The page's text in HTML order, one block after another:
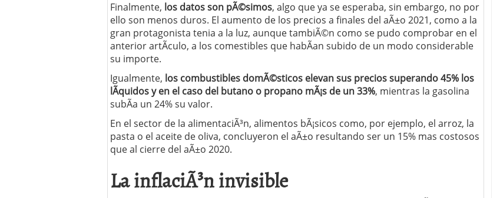
Finalmente, los datos son pÃ©simos, algo que ya se esperaba, sin embargo, no por
ello son menos duros. El aumento de los precios a finales del aÃ±o 2021, como a la
gran protagonista tenia a la luz, aunque tambiÃ©n como se pudo comprobar en el
anterior artÃ­culo, a los comestibles que habÃ­an subido de un modo considerable
su importe.
Igualmente, los combustibles domÃ©sticos elevan sus precios superando 45% los
lÃ­quidos y en el caso del butano o propano mÃ¡s de un 33%, mientras la gasolina
subÃ­a un 24% su valor.
En el sector de la alimentaciÃ³n, alimentos bÃ¡sicos como, por ejemplo, el arroz, la
pasta o el aceite de oliva, concluyeron el aÃ±o resultando ser un 15% mas costosos
que al cierre del aÃ±o 2020.
La inflaciÃ³n invisible